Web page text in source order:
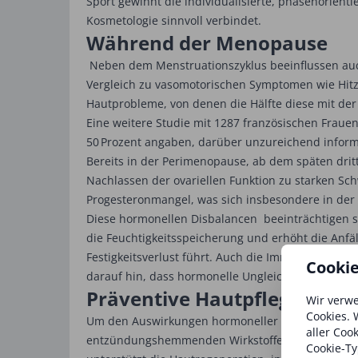
Kosmetologie sinnvoll verbindet.
Während der Menopause
Neben dem Menstruationszyklus beeinflussen
Vergleich zu vasomotorischen Symptomen wie
Hautprobleme, von denen die Hälfte diese mit
Eine weitere Studie mit 1287 französischen
50 Prozent angaben, darüber unzureichend
Bereits in der Perimenopause, ab dem späten
Nachlassen der ovariellen Funktion zu starken
Progesteronmangel, was sich insbesondere in
Diese hormonellen Disbalancen beeinträchtigen
die Feuchtigkeitsspeicherung und erhöht die
Festigkeitsverlust führt. Auch die Immunfunktion
darauf hin, dass hormonelle Ungleichgewichte
Präventive Hautpflege
Um den Auswirkungen hormoneller
entzündungshemmenden Wirkstoffen. Bewährt
Wir
Cookies.
aller
Cookie-